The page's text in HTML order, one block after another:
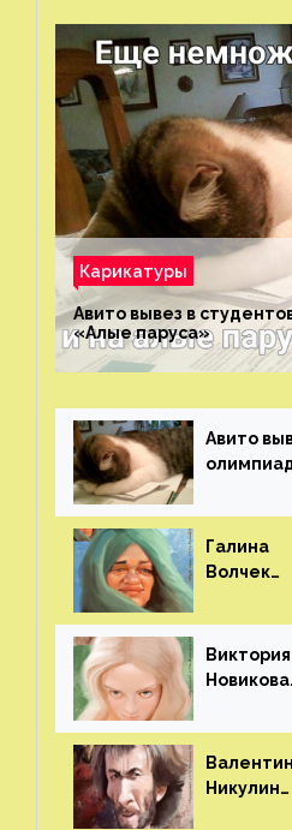
Карикатуры
Авито вывез в
«Алые паруса»⁠⁠
Авито
Галина
Волчек
Виктория
Новикова
Валентин
Никулин